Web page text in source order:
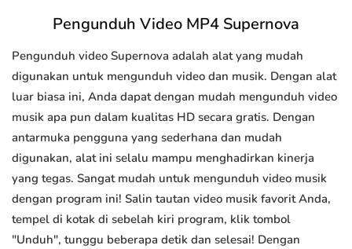
Pengunduh Video MP4 Supernova
Pengunduh video Supernova adalah alat yang mudah
digunakan untuk mengunduh video dan musik. Dengan alat
luar biasa ini, Anda dapat dengan mudah mengunduh video
musik apa pun dalam kualitas HD secara gratis. Dengan
antarmuka pengguna yang sederhana dan mudah
digunakan, alat ini selalu mampu menghadirkan kinerja
yang tegas. Sangat mudah untuk mengunduh video musik
dengan program ini! Salin tautan video musik favorit Anda,
tempel di kotak di sebelah kiri program, klik tombol
"Unduh", tunggu beberapa detik dan selesai! Dengan